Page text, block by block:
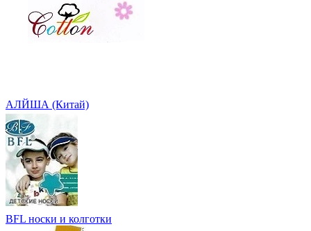
АЛЙША (Китай)
BFL носки и колготки